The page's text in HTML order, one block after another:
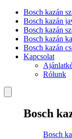
Bosch kazán
Bosch kazán
Bosch kazán
Bosch kazán
Bosch kazán
Kapcsolat
Rólunk
Bosch
Bosch